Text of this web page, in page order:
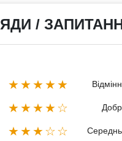
/
★★★★★
★★★★☆
★★★☆☆